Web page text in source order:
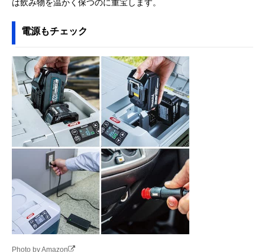
は飲み物を温かく保つのに重宝します。
電源もチェック
Photo by Amazon